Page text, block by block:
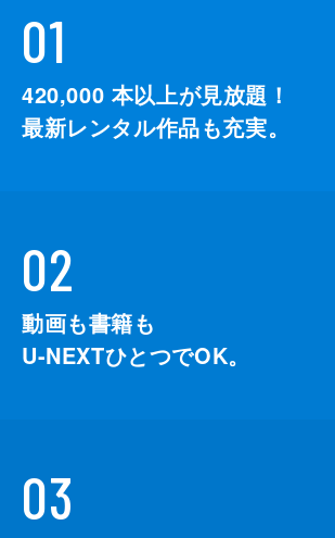
01
420,000 本以上が見放題！
最新レンタル作品も充実。
02
動画も書籍も
U-NEXTひとつでOK。
03